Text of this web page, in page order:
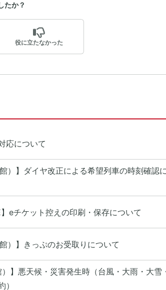
たか？
役に立たなかった
応について
）】ダイヤ改正による希望列車の時刻確認
eチケット控えの印刷・保存について
）】きっぷのお受取りについて
】悪天候・災害発生時（台風・大雨・大雪